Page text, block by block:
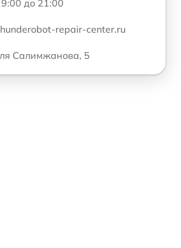
до 21:00
repair-center.ru
Салимжанова, 5